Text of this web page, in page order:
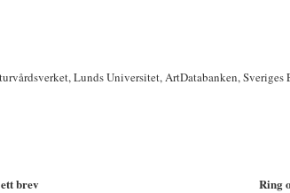
Lunds Universitet, ArtDatabanken,
brev Ring